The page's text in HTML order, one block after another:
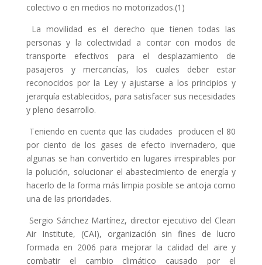
colectivo o en medios no motorizados.(1)
La movilidad es el derecho que tienen todas las
personas y la colectividad a contar con modos de
transporte efectivos para el desplazamiento de
pasajeros y mercancías, los cuales deber estar
reconocidos por la Ley y ajustarse a los principios y
jerarquía establecidos, para satisfacer sus necesidades
y pleno desarrollo.
Teniendo en cuenta que las ciudades producen el 80
por ciento de los gases de efecto invernadero, que
algunas se han convertido en lugares irrespirables por
la polución, solucionar el abastecimiento de energía y
hacerlo de la forma más limpia posible se antoja como
una de las prioridades.
Sergio Sánchez Martínez, director ejecutivo del Clean
Air Institute, (CAI), organización sin fines de lucro
formada en 2006 para mejorar la calidad del aire y
combatir el cambio climático causado por el